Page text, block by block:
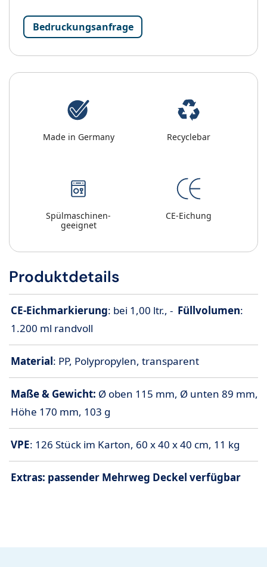
Bedruckungsanfrage
Made in Germany Recyclebar
Spülmaschinen-
geeignet
CE-Eichung
Produktdetails
CE-Eichmarkierung: bei 1,00 ltr., - Füllvolumen:
1.200 ml randvoll
Material: PP, Polypropylen, transparent
Maße & Gewicht: Ø oben 115 mm, Ø unten 89 mm,
Höhe 170 mm, 103 g
VPE: 126 Stück im Karton, 60 x 40 x 40 cm, 11 kg
Extras: passender Mehrweg Deckel verfügbar